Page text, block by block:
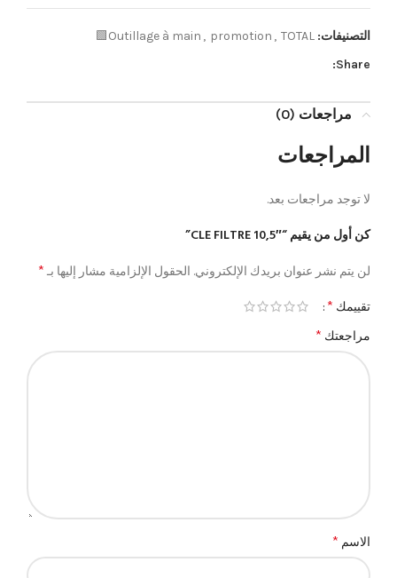
التصنيفات: Outillage à main , promotion , TOTAL🟩
Share:
مراجعات (0)
المراجعات
لا توجد مراجعات بعد.
كن أول من يقيم “CLE FILTRE 10,5″”
لن يتم نشر عنوان بريدك الإلكتروني. الحقول الإلزامية مشار إليها بـ *
تقييمك *
مراجعتك *
الاسم *